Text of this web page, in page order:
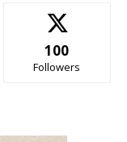
100
Followers